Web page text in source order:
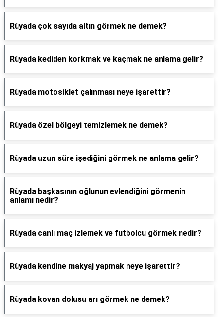
Rüyada çok sayıda altın görmek ne demek?
Rüyada kediden korkmak ve kaçmak ne anlama gelir?
Rüyada motosiklet çalınması neye işarettir?
Rüyada özel bölgeyi temizlemek ne demek?
Rüyada uzun süre işediğini görmek ne anlama gelir?
Rüyada başkasının oğlunun evlendiğini görmenin
anlamı nedir?
Rüyada canlı maç izlemek ve futbolcu görmek nedir?
Rüyada kendine makyaj yapmak neye işarettir?
Rüyada kovan dolusu arı görmek ne demek?